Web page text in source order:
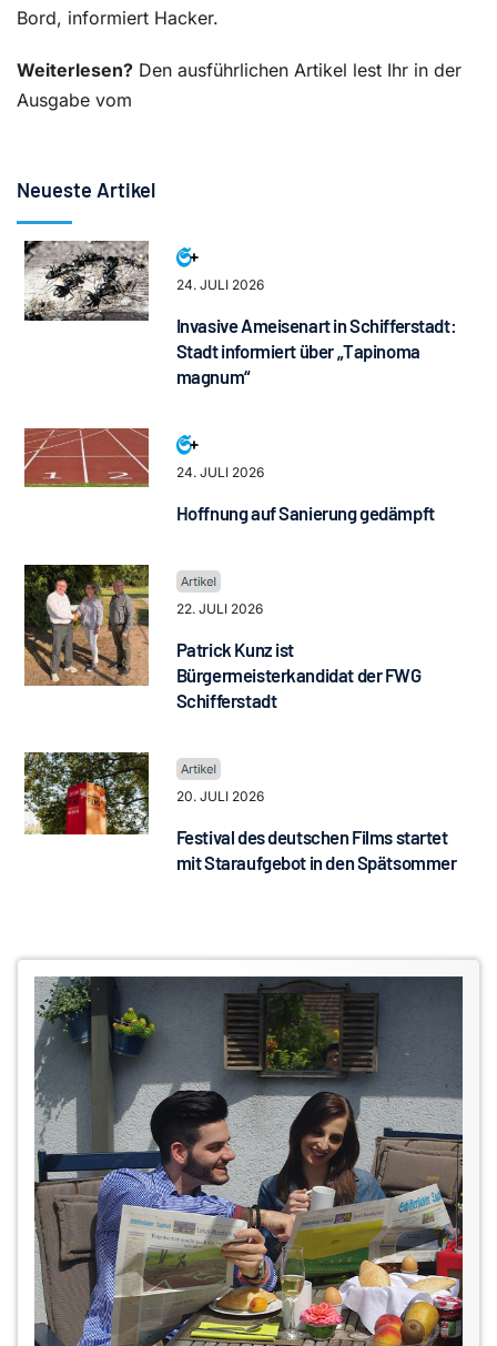
Bord, informiert Hacker.
Weiterlesen? Den ausführlichen Artikel lest Ihr in der
Ausgabe vom
Neueste Artikel
24. JULI 2026
Invasive Ameisenart in Schifferstadt:
Stadt informiert über „Tapinoma
magnum“
24. JULI 2026
Hoffnung auf Sanierung gedämpft
22. JULI 2026
Patrick Kunz ist
Bürgermeisterkandidat der FWG
Schifferstadt
20. JULI 2026
Festival des deutschen Films startet
mit Staraufgebot in den Spätsommer